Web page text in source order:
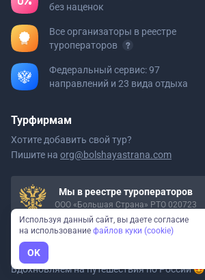
без наценок
Все организаторы в реестре
туроператоров
Федеральный сервис: 97
направлений и 23 вида отдыха
Турфирмам
Хотите добавить свой тур?
Пишите на org@bolshayastrana.com
Мы в реестре туроператоров
ООО «Большая Страна» РТО 020723
Давайте дружить
Вдохновляем на путешествияпо России
Используя данный сайт, вы даете согласие
на использование файлов куки (cookie)
OK